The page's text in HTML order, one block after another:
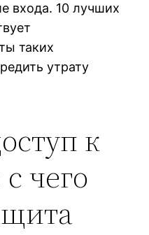
входа. 10 лучших
таких
утрату
к
чего